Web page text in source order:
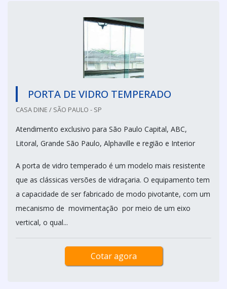
PORTA DE VIDRO TEMPERADO
CASA DINE / SÃO PAULO - SP
Atendimento exclusivo para São Paulo Capital, ABC,
Litoral, Grande São Paulo, Alphaville e região e Interior
A porta de vidro temperado é um modelo mais resistente
que as clássicas versões de vidraçaria. O equipamento tem
a capacidade de ser fabricado de modo pivotante, com um
mecanismo de movimentação por meio de um eixo
vertical, o qual...
Cotar agora